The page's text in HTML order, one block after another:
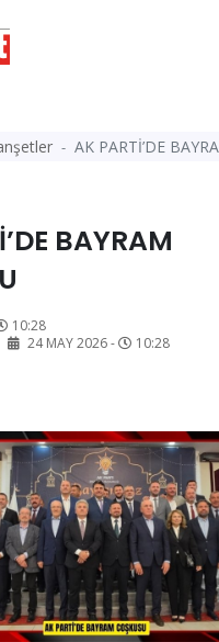
AK PARTİ’DE
BAYRAM
10:28
24 MAY 2026 - 10:28